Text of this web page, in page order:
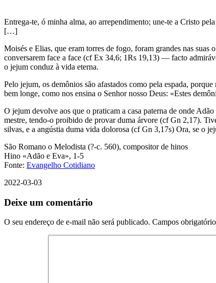
Entrega-te, ó minha alma, ao arrependimento; une-te a Cristo
[…]
Moisés e Elias, que eram torres de fogo, foram grandes nas
conversarem face a face (cf Ex 34,6; 1Rs 19,13) — facto
o jejum conduz à vida eterna.
Pelo jejum, os demônios são afastados como pela espada,
bem longe, como nos ensina o Senhor nosso Deus: «Estes
O jejum devolve aos que o praticam a casa paterna de onde
mestre, tendo-o proibido de provar duma árvore (cf Gn 2,17).
silvas, e a angústia duma vida dolorosa (cf Gn 3,17s) Ora, se o
São Romano o Melodista (?-c. 560), compositor de hinos
Hino «Adão e Eva», 1-5
Fonte: Evangelho Cotidiano
2022-03-03
Deixe um comentário
O seu endereço de e-mail não será publicado. Campos